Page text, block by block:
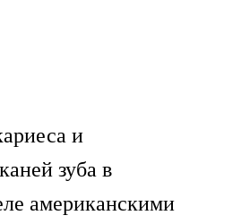
и
зуба в
американскими